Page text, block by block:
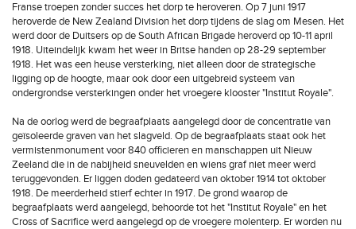
Franse troepen zonder succes het dorp te heroveren. Op 7 juni 1917
heroverde de New Zealand Division het dorp tijdens de slag om Mesen. Het
werd door de Duitsers op de South African Brigade heroverd op 10-11 april
1918. Uiteindelijk kwam het weer in Britse handen op 28-29 september
1918. Het was een heuse versterking, niet alleen door de strategische
ligging op de hoogte, maar ook door een uitgebreid systeem van
ondergrondse versterkingen onder het vroegere klooster "Institut Royale".
Na de oorlog werd de begraafplaats aangelegd door de concentratie van
geïsoleerde graven van het slagveld. Op de begraafplaats staat ook het
vermistenmonument voor 840 officieren en manschappen uit Nieuw
Zeeland die in de nabijheid sneuvelden en wiens graf niet meer werd
teruggevonden. Er liggen doden gedateerd van oktober 1914 tot oktober
1918. De meerderheid stierf echter in 1917. De grond waarop de
begraafplaats werd aangelegd, behoorde tot het "Institut Royale" en het
Cross of Sacrifice werd aangelegd op de vroegere molenterp. Er worden nu